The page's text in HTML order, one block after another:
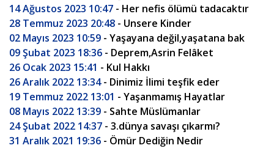
14 Ağustos 2023 10:47 - Her nefis ölümü tadacaktır
28 Temmuz 2023 20:48 - Unsere Kinder
02 Mayıs 2023 10:59 - Yaşayana değil,yaşatana bak
09 Şubat 2023 18:36 - Deprem,Asrin Felâket
26 Ocak 2023 15:41 - Kul Hakkı
26 Aralık 2022 13:34- Dinimiz İlimi teşfik eder
19 Temmuz 2022 13:01 - Yaşanmamış Hayatlar
08 Mayıs 2022 13:39 - Sahte Müslümanlar
24 Şubat 2022 14:37 - 3.dünya savaşı çıkarmı?
31 Aralık 2021 19:36 - Ömür Dediğin Nedir